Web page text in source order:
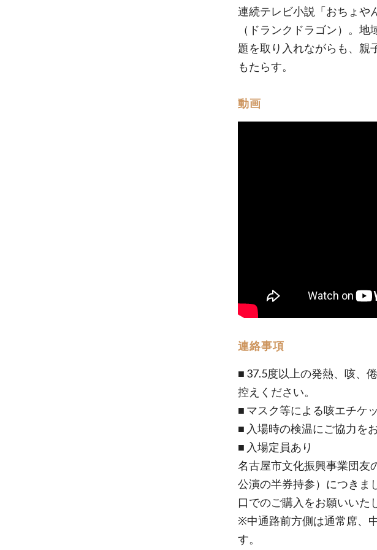
連続テレビ小説「おちょや
（ドランクドラゴン）。
題を取り入れながらも、親
もたらす。
動画
連絡事項
■ 37.5度以上の発熱、咳、
控えください。
■ マスク等による咳エチケ
■ 入場時の検温にご協力を
■ 入場定員あり
名古屋市文化振興事業団友
公演の半券持参）につきま
口でのご購入をお願いいた
※中通路前方側は通常席、
す。